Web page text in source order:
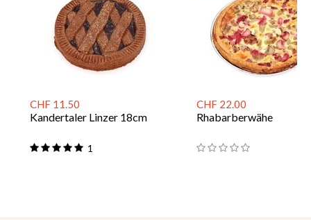
CHF 11.50
Kandertaler Linzer 18cm
1
CHF 22.00
Rhabarberwähe